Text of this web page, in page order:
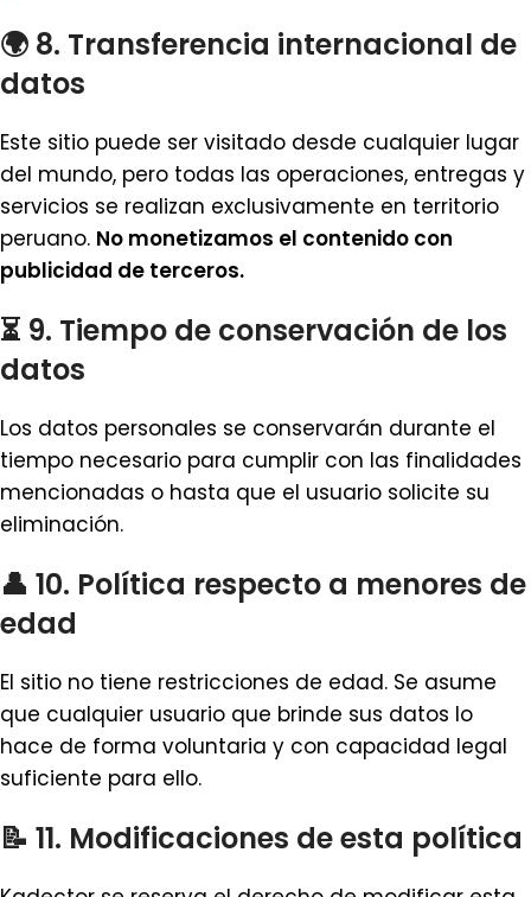
🌍 8. Transferencia internacional de
datos
Este sitio puede ser visitado desde cualquier lugar
del mundo, pero todas las operaciones, entregas y
servicios se realizan exclusivamente en territorio
peruano. No monetizamos el contenido con
publicidad de terceros.
⏳ 9. Tiempo de conservación de los
datos
Los datos personales se conservarán durante el
tiempo necesario para cumplir con las finalidades
mencionadas o hasta que el usuario solicite su
eliminación.
👤 10. Política respecto a menores de
edad
El sitio no tiene restricciones de edad. Se asume
que cualquier usuario que brinde sus datos lo
hace de forma voluntaria y con capacidad legal
suficiente para ello.
📝 11. Modificaciones de esta política